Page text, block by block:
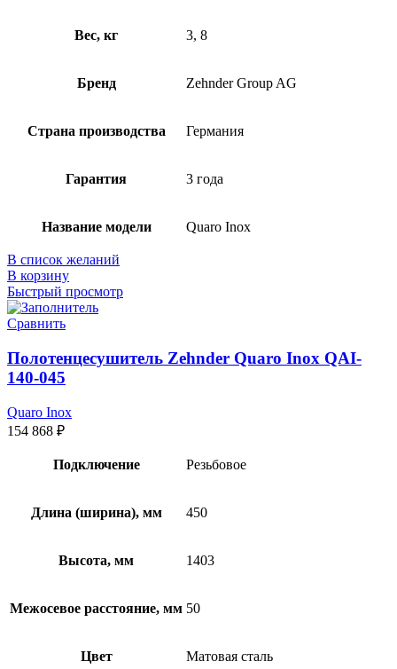
Вес, кг 3, 8
Бренд Zehnder Group AG
Страна производства Германия
Гарантия 3 года
Название модели Quaro Inox
В список желаний
В корзину
Быстрый просмотр
Сравнить
Полотенцесушитель Zehnder Quaro Inox QAI-
140-045
Quaro Inox
154 868 ₽
Подключение Резьбовое
Длина (ширина), мм 450
Высота, мм 1403
Межосевое расстояние, мм 50
Цвет Матовая сталь